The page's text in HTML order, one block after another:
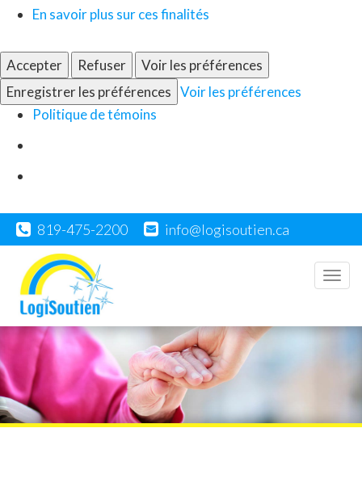
En savoir plus sur ces finalités
Accepter Refuser
Voir les préférences
Enregistrer les préférences Voir les préférences
Politique de témoins
819-475-2200 info@logisoutien.ca